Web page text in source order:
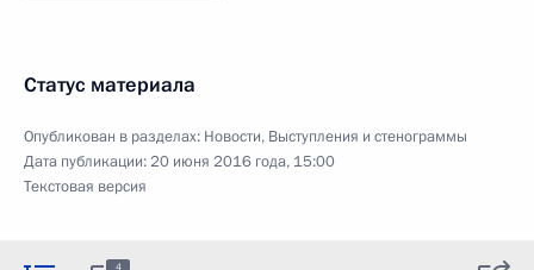
Статус материала
Опубликован в разделах: Новости, Выступления и стенограммы
Дата публикации:20 июня 2016 года, 15:00
Текстовая версия
4